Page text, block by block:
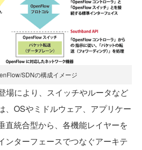
SDNの構成イメージ
場により、スイッチやルータなど
、OSやミドルウェア、アプリケー
直統合型から、各機能レイヤーを
ンターフェースでつなぐアーキテ